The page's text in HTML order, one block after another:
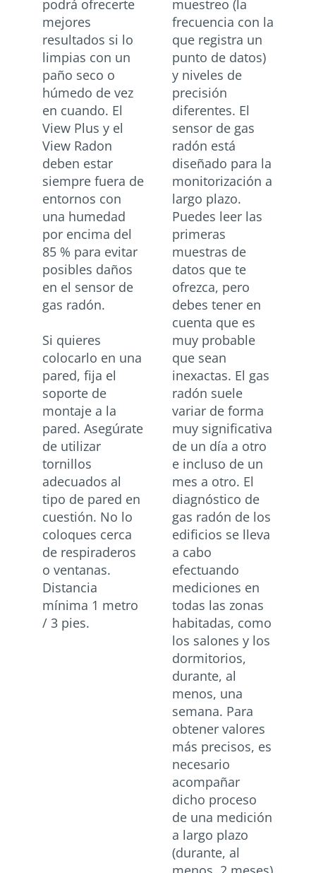
podrá ofrecerte
mejores
resultados si lo
limpias con un
paño seco o
húmedo de vez
en cuando. El
View Plus y el
View Radon
deben estar
siempre fuera de
entornos con
una humedad
por encima del
85 % para evitar
posibles daños
en el sensor de
gas radón.
Si quieres
colocarlo en una
pared, fija el
soporte de
montaje a la
pared. Asegúrate
de utilizar
tornillos
adecuados al
tipo de pared en
cuestión. No lo
coloques cerca
de respiraderos
o ventanas.
Distancia
mínima 1 metro
/ 3 pies.
muestreo (la
frecuencia con la
que registra un
punto de datos)
y niveles de
precisión
diferentes. El
sensor de gas
radón está
diseñado para la
monitorización a
largo plazo.
Puedes leer las
primeras
muestras de
datos que te
ofrezca, pero
debes tener en
cuenta que es
muy probable
que sean
inexactas. El gas
radón suele
variar de forma
muy significativa
de un día a otro
e incluso de un
mes a otro. El
diagnóstico de
gas radón de los
edificios se lleva
a cabo
efectuando
mediciones en
todas las zonas
habitadas, como
los salones y los
dormitorios,
durante, al
menos, una
semana. Para
obtener valores
más precisos, es
necesario
acompañar
dicho proceso
de una medición
a largo plazo
(durante, al